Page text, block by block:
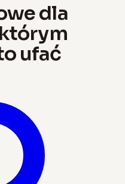
dla
ufać